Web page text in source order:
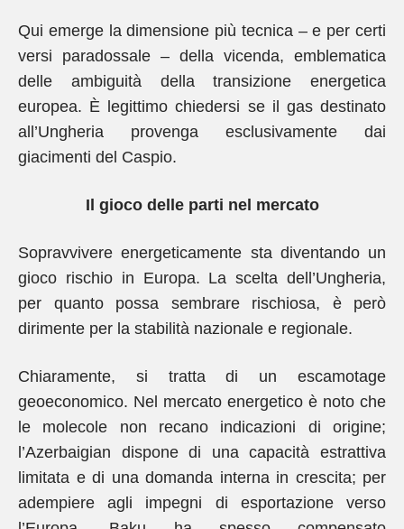
Qui emerge la dimensione più tecnica – e per certi
versi paradossale – della vicenda, emblematica
delle ambiguità della transizione energetica
europea. È legittimo chiedersi se il gas destinato
all’Ungheria provenga esclusivamente dai
giacimenti del Caspio.
Il gioco delle parti nel mercato
Sopravvivere energeticamente sta diventando un
gioco rischio in Europa. La scelta dell’Ungheria,
per quanto possa sembrare rischiosa, è però
dirimente per la stabilità nazionale e regionale.
Chiaramente, si tratta di un escamotage
geoeconomico. Nel mercato energetico è noto che
le molecole non recano indicazioni di origine;
l’Azerbaigian dispone di una capacità estrattiva
limitata e di una domanda interna in crescita; per
adempiere agli impegni di esportazione verso